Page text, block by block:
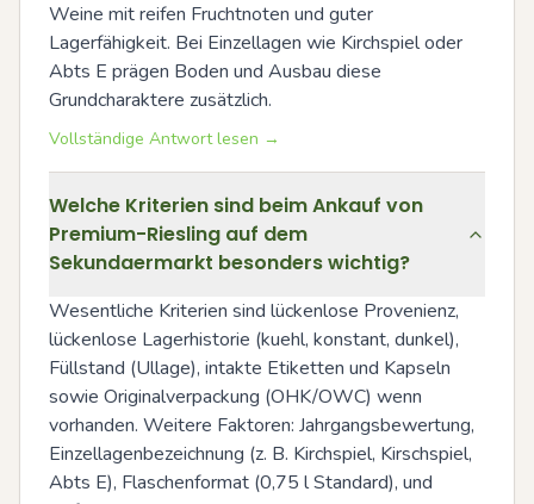
Weine mit reifen Fruchtnoten und guter
Lagerfähigkeit. Bei Einzellagen wie Kirchspiel oder
Abts E prägen Boden und Ausbau diese
Grundcharaktere zusätzlich.
Vollständige Antwort lesen →
Welche Kriterien sind beim Ankauf von
Premium-Riesling auf dem
Sekundaermarkt besonders wichtig?
Wesentliche Kriterien sind lückenlose Provenienz,
lückenlose Lagerhistorie (kuehl, konstant, dunkel),
Füllstand (Ullage), intakte Etiketten und Kapseln
sowie Originalverpackung (OHK/OWC) wenn
vorhanden. Weitere Faktoren: Jahrgangsbewertung,
Einzellagenbezeichnung (z. B. Kirchspiel, Kirschspiel,
Abts E), Flaschenformat (0,75 l Standard), und